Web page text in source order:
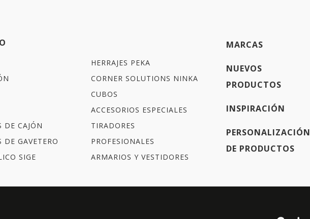
DE CAJÓN
DE GAVETERO
SIGE
HERRAJES PEKA
CORNER SOLUTIONS NINKA
CUBOS
ACCESORIOS ESPECIALES
TIRADORES
PROFESIONALES
ARMARIOS Y VESTIDORES
MARCAS
NUEVOS
PRODUCTOS
INSPIRACIÓN
PERSONALIZACIÓN
DE PRODUCTOS